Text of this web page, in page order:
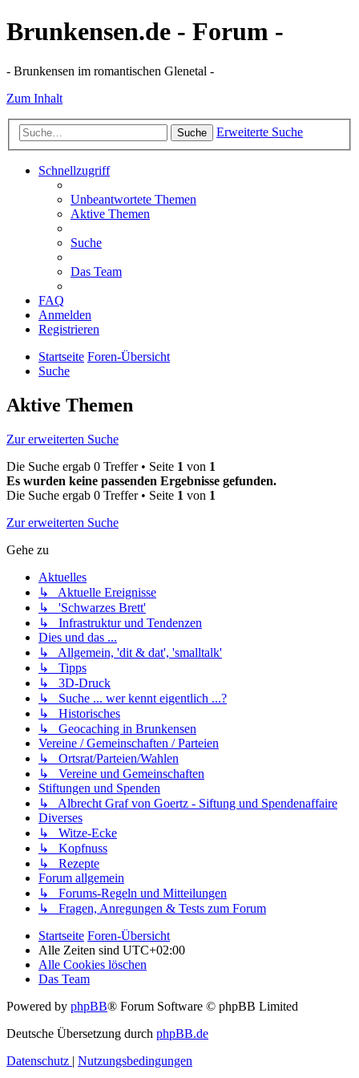
Brunkensen.de - Forum -
- Brunkensen im romantischen Glenetal -
Zum Inhalt
Suche Erweiterte Suche
Schnellzugriff
Unbeantwortete Themen
Aktive Themen
Suche
Das Team
FAQ
Anmelden
Registrieren
Startseite Foren-Übersicht
Suche
Aktive Themen
Zur erweiterten Suche
Die Suche ergab 0 Treffer • Seite 1 von 1
Es wurden keine passenden Ergebnisse gefunden.
Die Suche ergab 0 Treffer • Seite 1 von 1
Zur erweiterten Suche
Gehe zu
Aktuelles
↳ Aktuelle Ereignisse
↳ 'Schwarzes Brett'
↳ Infrastruktur und Tendenzen
Dies und das ...
↳ Allgemein, 'dit & dat', 'smalltalk'
↳ Tipps
↳ 3D-Druck
↳ Suche ... wer kennt eigentlich ...?
↳ Historisches
↳ Geocaching in Brunkensen
Vereine / Gemeinschaften / Parteien
↳ Ortsrat/Parteien/Wahlen
↳ Vereine und Gemeinschaften
Stiftungen und Spenden
↳ Albrecht Graf von Goertz - Siftung und Spendenaffaire
Diverses
↳ Witze-Ecke
↳ Kopfnuss
↳ Rezepte
Forum allgemein
↳ Forums-Regeln und Mitteilungen
↳ Fragen, Anregungen & Tests zum Forum
Startseite Foren-Übersicht
Alle Zeiten sind UTC+02:00
Alle Cookies löschen
Das Team
Powered by phpBB® Forum Software © phpBB Limited
Deutsche Übersetzung durch phpBB.de
Datenschutz | Nutzungsbedingungen